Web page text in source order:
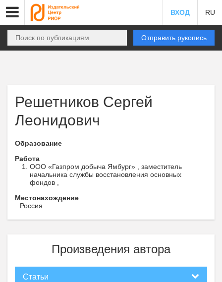
ВХОД RU
Отправить рукопись
Решетников Сергей
Леонидович
Образование
Работа
ООО «Газпром добыча Ямбург» , заместитель
начальника службы восстановления основных
фондов ,
Местонахождение
Россия
Произведения автора
Статьи